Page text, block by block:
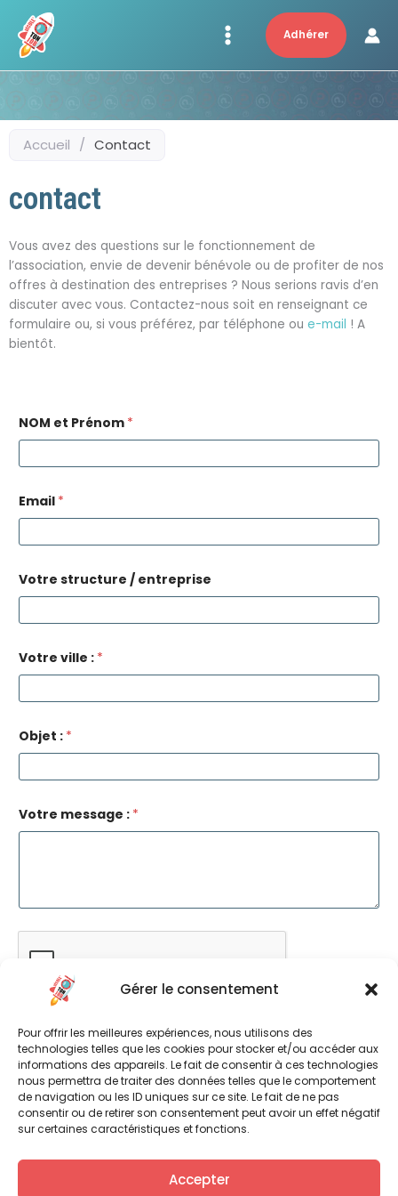
Gérer le consentement
Pour offrir les meilleures expériences, nous utilisons des
technologies telles que les cookies pour stocker et/ou accéder aux
informations des appareils. Le fait de consentir à ces technologies
nous permettra de traiter des données telles que le comportement
de navigation ou les ID uniques sur ce site. Le fait de ne pas
consentir ou de retirer son consentement peut avoir un effet négatif
sur certaines caractéristiques et fonctions.
Accepter
contenu
Adhérer
Accueil / Contact
contact
Vous avez des questions sur le fonctionnement de
l’association, envie de devenir bénévole ou de profiter de nos
offres à destination des entreprises ? Nous serions ravis d’en
discuter avec vous. Contactez-nous soit en renseignant ce
formulaire ou, si vous préférez, par téléphone ou e-mail ! A
bientôt.
NOM et Prénom *
Email *
V
o
r
e
n
r
p
s
Votre structure / entreprise
Votre ville : *
Objet : *
Votre message : *
Envoyer
Contact Loire-Atlantique (44):